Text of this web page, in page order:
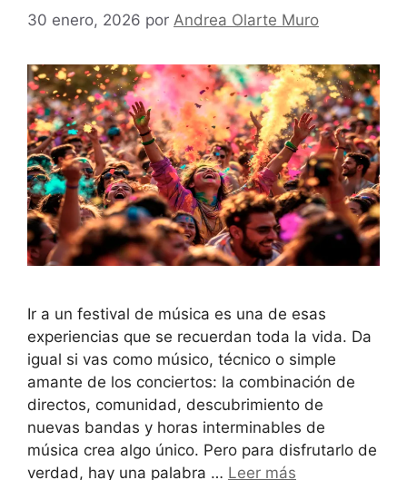
30 enero, 2026 por Andrea Olarte Muro
Ir a un festival de música es una de esas
experiencias que se recuerdan toda la vida. Da
igual si vas como músico, técnico o simple
amante de los conciertos: la combinación de
directos, comunidad, descubrimiento de
nuevas bandas y horas interminables de
música crea algo único. Pero para disfrutarlo de
verdad, hay una palabra … Leer más